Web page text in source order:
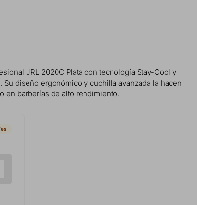
JRL 2020C Plata con tecnología Stay-Cool y
diseño ergonómico y cuchilla avanzada la hacen
en barberías de alto rendimiento.